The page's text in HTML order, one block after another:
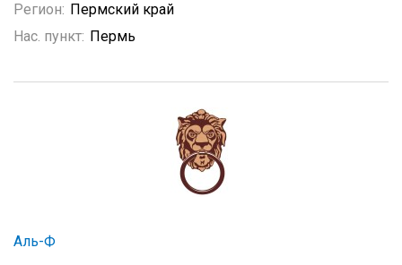
Регион: Пермский край
Нас. пункт: Пермь
Аль-Ф